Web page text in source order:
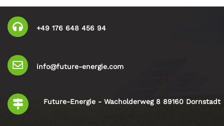
+49 176 648 456 94
info@future-energie.com
Future-Energie - Wacholderweg 8 89160 Dornstadt